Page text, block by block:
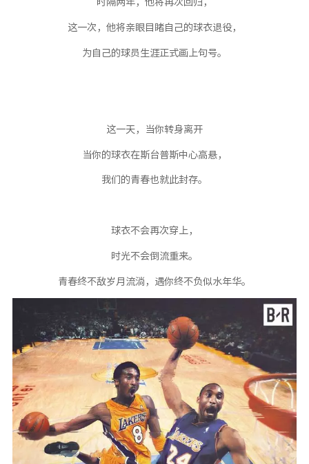
这一次，他将亲眼目睹自己的球衣退役，
为自己的球员生涯正式画上句号。
这一天，当你转身离开
当你的球衣在斯台普斯中心高悬，
我们的青春也就此封存。
球衣不会再次穿上，
时光不会倒流重来。
青春终不敌岁月流淌，遇你终不负似水年华。